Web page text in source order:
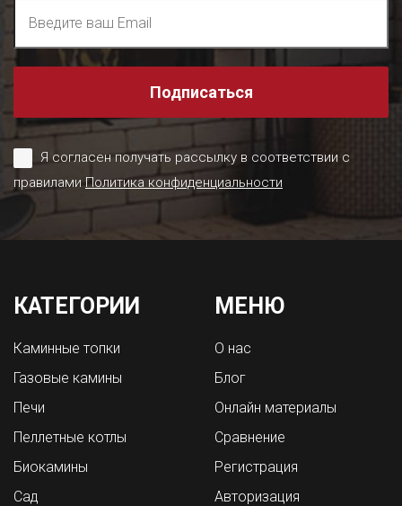
Подписаться
Я согласен получать рассылку в соответствии с
правиламиПолитика конфиденциальности
КАТЕГОРИИ
Каминные топки
Газовые камины
Печи
Пеллетные котлы
Биокамины
Сад
МЕНЮ
О нас
Блог
Онлайн материалы
Сравнение
Регистрация
Авторизация